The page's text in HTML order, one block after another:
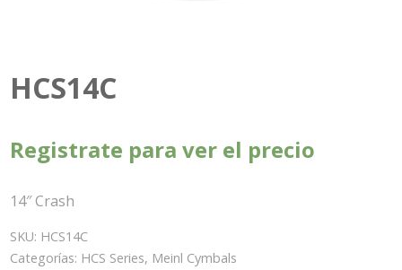
HCS14C
Registrate para ver el precio
14″ Crash
SKU: HCS14C
Categorías: HCS Series, Meinl Cymbals